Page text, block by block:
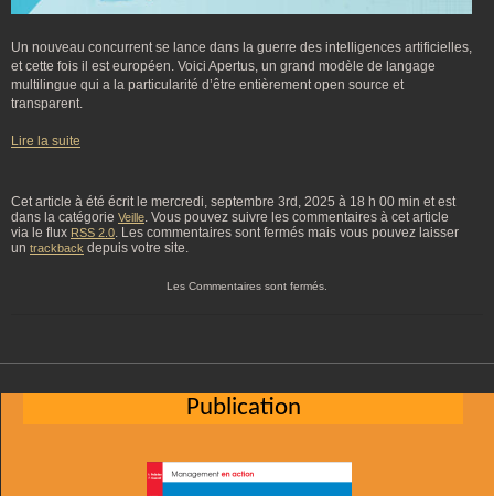
Un nouveau concurrent se lance dans la guerre des intelligences artificielles,
et cette fois il est européen. Voici Apertus, un grand modèle de langage
multilingue qui a la particularité d’être entièrement open source et
transparent.
Lire la suite
Cet article à été écrit le mercredi, septembre 3rd, 2025 à 18 h 00 min et est
dans la catégorie Veille. Vous pouvez suivre les commentaires à cet article
via le flux RSS 2.0. Les commentaires sont fermés mais vous pouvez laisser
un trackback depuis votre site.
Les Commentaires sont fermés.
Publication